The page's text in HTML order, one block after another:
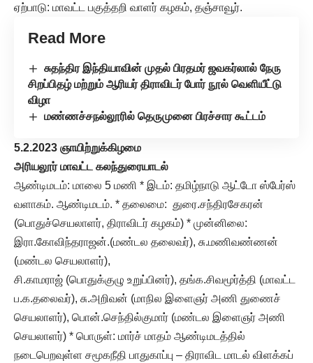
ஏற்பாடு: மாவட்ட பகுத்தறி வாளர் கழகம், தஞ்சாவூர்.
Read More
சுதந்திர இந்தியாவின் முதல் பிரதமர் ஜவகர்லால் நேரு
சிறப்பிதழ் மற்றும் ஆரியர் திராவிடர் போர் நூல் வெளியீட்டு
விழா
மண்ணச்சநல்லூரில் தெருமுனை பிரச்சார கூட்டம்
5.2.2023 ஞாயிற்றுக்கிழமை
அரியலூர் மாவட்ட கலந்துரையாடல்
ஆண்டிமடம்: மாலை 5 மணி * இடம்: தமிழ்நாடு ஆட்டோ ஸ்பேர்ஸ்
வளாகம். ஆண்டிமடம். * தலைமை: துரை.சந்திரசேகரன்
(பொதுச்செயலாளர், திராவிடர் கழகம்) * முன்னிலை:
இரா.கோவிந்தராஜன்.(மண்டல தலைவர்), சு.மணிவண்ணன்
(மண்டல செயலாளர்),
சி.காமராஜ் (பொதுக்குழு உறுப்பினர்), தங்க.சிவமூர்த்தி (மாவட்ட
ப.க.தலைவர்), சு.அறிவன் (மாநில இளைஞர் அணி துணைச்
செயலாளர்), பொன்.செந்தில்குமார் (மண்டல இளைஞர் அணி
செயலாளர்) * பொருள்: மார்ச் மாதம் ஆண்டிமடத்தில்
நடைபெறவுள்ள சமூகநீதி பாதுகாப்பு – திராவிட மாடல் விளக்கப்